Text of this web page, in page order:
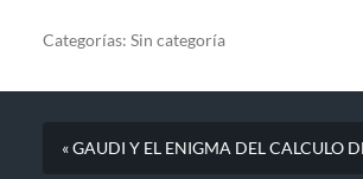
Categorías: Sin categoría
« GAUDI Y EL ENIGMA DEL CALCULO